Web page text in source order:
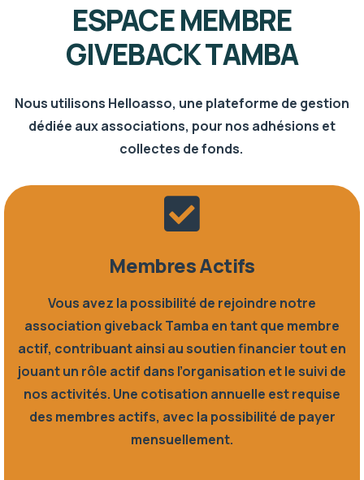
ESPACE MEMBRE
GIVEBACK TAMBA
Nous utilisons Helloasso, une plateforme de gestion
dédiée aux associations, pour nos adhésions et
collectes de fonds.
Membres Actifs
Vous avez la possibilité de rejoindre notre
association giveback Tamba en tant que membre
actif, contribuant ainsi au soutien financier tout en
jouant un rôle actif dans l’organisation et le suivi de
nos activités. Une cotisation annuelle est requise
des membres actifs, avec la possibilité de payer
mensuellement.